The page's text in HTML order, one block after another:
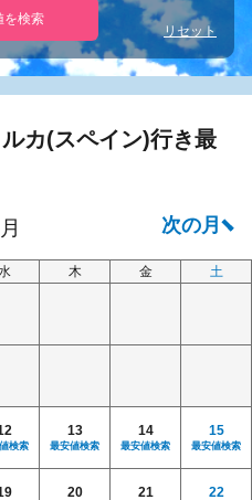
を検索
リセット
カ(スペイン)行き最
木 金 土
検索
13
最安値検索
14
最安値検索
15
最安値検索
20 21 22